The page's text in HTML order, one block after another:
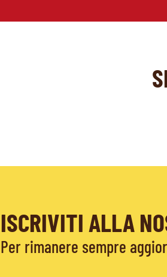
ISCRIVITI ALLA
Per rimanere sempre